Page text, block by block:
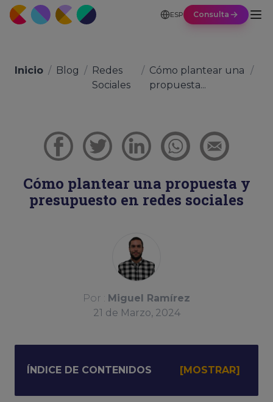
ESP Consulta
Inicio / Blog / Redes
Sociales
/ Cómo plantear una
propuesta...
/
Cómo plantear una propuesta y
presupuesto en redes sociales
Por : Miguel Ramírez
21 de Marzo, 2024
ÍNDICE DE CONTENIDOS